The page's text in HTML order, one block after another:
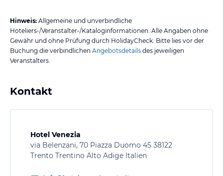
Hinweis: Allgemeine und unverbindliche
Hoteliers-/Veranstalter-/Kataloginformationen. Alle Angaben ohne
Gewähr und ohne Prüfung durch HolidayCheck. Bitte lies vor der
Buchung die verbindlichen Angebotsdetails des jeweiligen
Veranstalters.
Kontakt
Hotel Venezia
via Belenzani, 70 Piazza Duomo 45 38122
Trento Trentino Alto Adige Italien